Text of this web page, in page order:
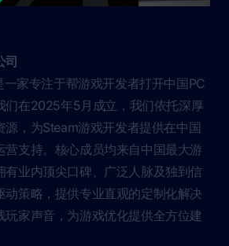
司
家专注于帮游戏开发者打开中国PC
们在2025年5月成立，我们依托深厚
源，为Steam游戏开发者提供在中国
营支持。核心成员均来自中国最大游
有业内顶尖口碑、广泛人脉及独到信
动策略，提供专业直观的定制化解决
玩家声音，为游戏优化提供全方位建